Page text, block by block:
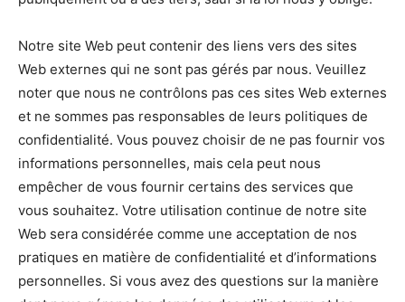
Notre site Web peut contenir des liens vers des sites
Web externes qui ne sont pas gérés par nous. Veuillez
noter que nous ne contrôlons pas ces sites Web externes
et ne sommes pas responsables de leurs politiques de
confidentialité. Vous pouvez choisir de ne pas fournir vos
informations personnelles, mais cela peut nous
empêcher de vous fournir certains des services que
vous souhaitez. Votre utilisation continue de notre site
Web sera considérée comme une acceptation de nos
pratiques en matière de confidentialité et d’informations
personnelles. Si vous avez des questions sur la manière